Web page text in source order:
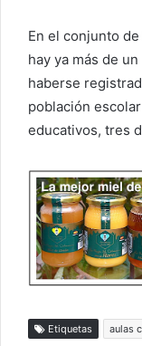
En el conjunto
hay ya más de
haberse
población
educativos, tres
Etiquetas aulas